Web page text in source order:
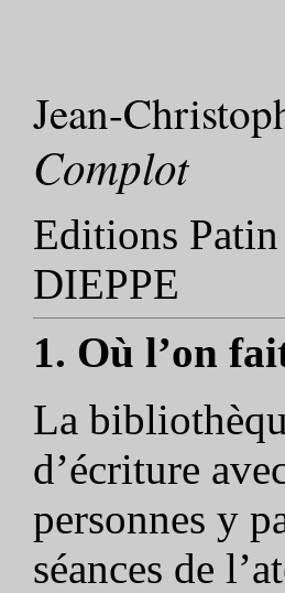
Jean-
Complot
Editions
DIEPPE
1. Où l’on
La
d’écriture
personnes y
séances de